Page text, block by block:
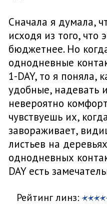
Сначала я думала,
исходя из того, что
бюджетнее. Но
однодневные
1-DAY, то я поняла,
удобные, надевать
невероятно
чувствуешь их,
завораживает,
листьев на
однодневных
DAY есть
Рейтинг линз: